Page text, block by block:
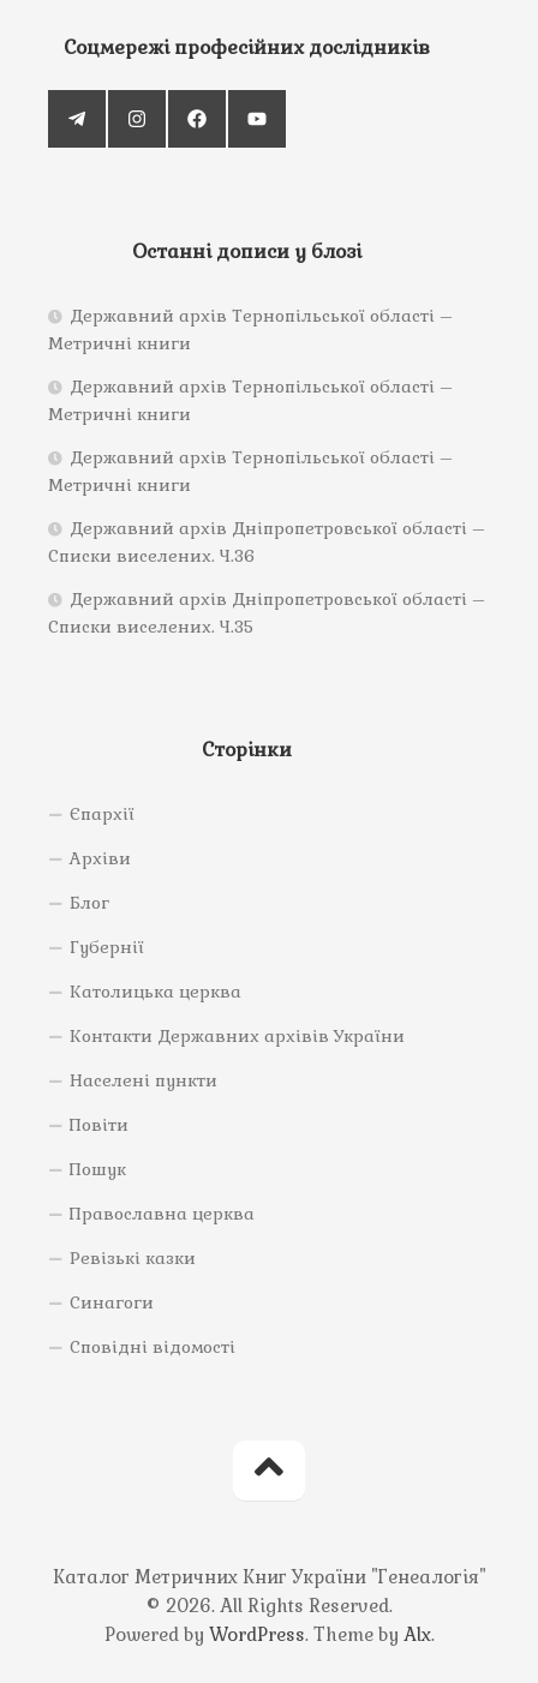
Соцмережі професійних дослідників
Останні дописи у блозі
Державний архів Тернопільської області –
Метричні книги
Державний архів Тернопільської області –
Метричні книги
Державний архів Тернопільської області –
Метричні книги
Державний архів Дніпропетровської області –
Списки виселених. Ч.36
Державний архів Дніпропетровської області –
Списки виселених. Ч.35
Сторінки
Єпархії
Архіви
Блог
Губернії
Католицька церква
Контакти Державних архівів України
Населені пункти
Повіти
Пошук
Православна церква
Ревізькі казки
Синагоги
Сповідні відомості
Каталог Метричних Книг України "Генеалогія"
© 2026. All Rights Reserved.
Powered by WordPress. Theme by Alx.